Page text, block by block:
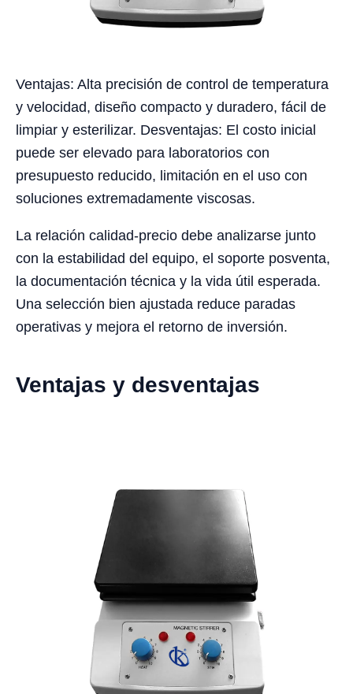
Ventajas: Alta precisión de control de temperatura
y velocidad, diseño compacto y duradero, fácil de
limpiar y esterilizar. Desventajas: El costo inicial
puede ser elevado para laboratorios con
presupuesto reducido, limitación en el uso con
soluciones extremadamente viscosas.
La relación calidad-precio debe analizarse junto
con la estabilidad del equipo, el soporte posventa,
la documentación técnica y la vida útil esperada.
Una selección bien ajustada reduce paradas
operativas y mejora el retorno de inversión.
Ventajas y desventajas